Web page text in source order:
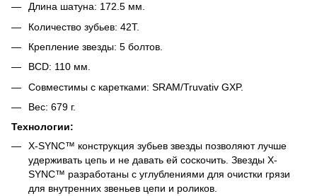
Длина шатуна: 172.5 мм.
Количество зубьев: 42T.
Крепление звезды: 5 болтов.
BCD: 110 мм.
Совместимы с каретками: SRAM/Truvativ GXP.
Вес: 679 г.
Технологии:
X-SYNC™ конструкция зубьев звезды позволяют лучше
удерживать цепь и не давать ей соскочить. Звезды X-
SYNC™ разработаны с углублениями для очистки грязи
для внутренних звеньев цепи и роликов.